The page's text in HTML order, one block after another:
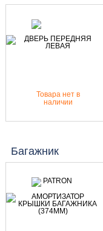
Товара нет в
наличии
Багажник